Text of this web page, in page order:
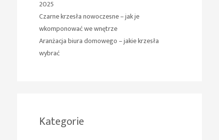
2025
Czarne krzesła nowoczesne – jak je
wkomponować we wnętrze
Aranżacja biura domowego – jakie krzesła
wybrać
Kategorie